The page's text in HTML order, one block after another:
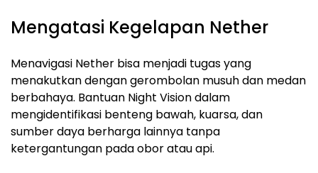
Mengatasi Kegelapan Nether
Menavigasi Nether bisa menjadi tugas yang
menakutkan dengan gerombolan musuh dan medan
berbahaya. Bantuan Night Vision dalam
mengidentifikasi benteng bawah, kuarsa, dan
sumber daya berharga lainnya tanpa
ketergantungan pada obor atau api.